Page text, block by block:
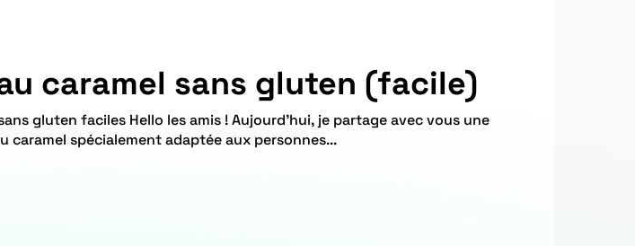
caramel sans gluten (facile)
! Aujourd'hui, je partage avec vous une
caramel spécialement adaptée aux personnes...